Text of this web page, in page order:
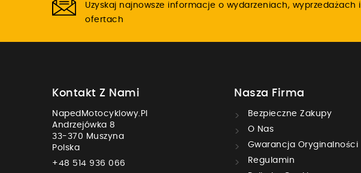
Uzyskaj najnowsze informacje o wydarzeniach, wyprzedażach i
ofertach
Kontakt Z Nami
NapedMotocyklowy.pl
Andrzejówka 8
33-370 Muszyna
Polska
+48 514 936 066
Nasza Firma
Bezpieczne Zakupy
O Nas
Gwarancja Oryginalności
Regulamin